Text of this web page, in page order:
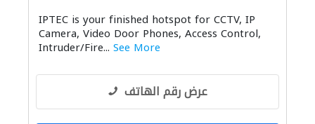
IPTEC is your finished hotspot for CCTV, IP
Camera, Video Door Phones, Access Control,
Intruder/Fire... See More
عرض رقم الهاتف